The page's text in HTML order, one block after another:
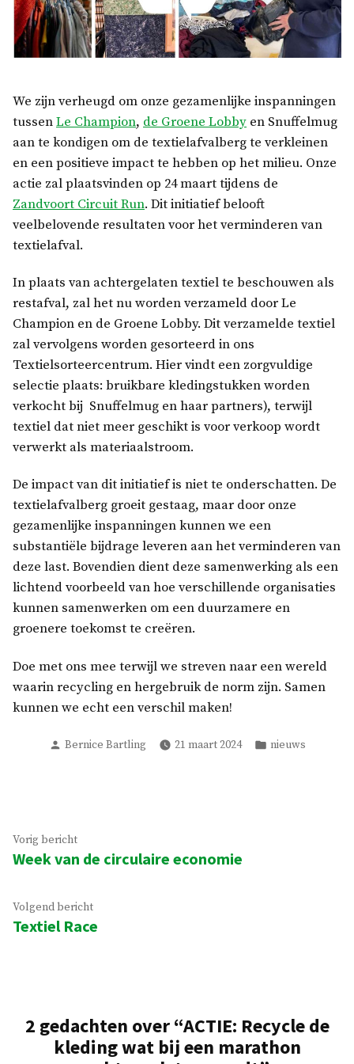
We zijn verheugd om onze gezamenlijke inspanningen
tussenLe Champion, de Groene Lobby en Snuffelmug
aan te kondigen om de textielafvalberg te verkleinen
en een positieve impact te hebben op het milieu. Onze
actie zal plaatsvinden op 24 maart tijdens de
Zandvoort Circuit Run. Dit initiatief belooft
veelbelovende resultaten voor het verminderen van
textielafval.
In plaats van achtergelaten textiel te beschouwen als
restafval, zal het nu worden verzameld door Le
Champion en de Groene Lobby. Dit verzamelde textiel
zal vervolgens worden gesorteerd in ons
Textielsorteercentrum. Hier vindt een zorgvuldige
selectie plaats: bruikbare kledingstukken worden
verkocht bij Snuffelmug en haar partners), terwijl
textiel dat niet meer geschikt is voor verkoop wordt
verwerkt als materiaalstroom.
De impact van dit initiatief is niet te onderschatten. De
textielafvalberg groeit gestaag, maar door onze
gezamenlijke inspanningen kunnen we een
substantiële bijdrage leveren aan het verminderen van
deze last. Bovendien dient deze samenwerking als een
lichtend voorbeeld van hoe verschillende organisaties
kunnen samenwerken om een duurzamere en
groenere toekomst te creëren.
Doe met ons mee terwijl we streven naar een wereld
waarin recycling en hergebruik de norm zijn. Samen
kunnen we echt een verschil maken!
Geplaatst
Bernice Bartling 21 maart 2024
Geplaatst
nieuws
Bericht
navigatie
Vorig berichtVorig
bericht:
Week van de circulaire economie
Volgend berichtVolgend
bericht:
Textiel Race
2 gedachten over “ACTIE: Recycle de
kleding wat bij een marathon